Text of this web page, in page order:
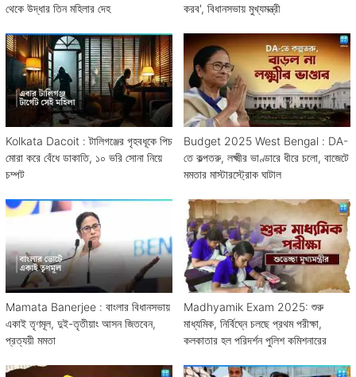
থেকে উদ্ধার তিন মহিলার দেহ
করব', বিধানসভায় মুখ্যমন্ত্রী
Kolkata Dacoit : টালিগঞ্জের গৃহবধূকে পিচ
মোরা করে বেঁধে ডাকাতি, ১০ ভরি সোনা নিয়ে
চম্পট
Budget 2025 West Bengal : DA-
তে কল্পতরু, লক্ষ্মীর ভাণ্ডারে ধীরে চলো, বাজেটে
মমতার মাস্টারস্ট্রোক ঘাটাল
Mamata Banerjee : বাংলার বিধানসভায়
একাই তৃণমূল, দুই-তৃতীয়াং আসন জিতবেন,
প্রত্যয়ী মমতা
Madhyamik Exam 2025: শুরু
মাধ্যমিক, নির্বিঘ্নে চলছে প্রথম পরীক্ষা,
কলকাতার হল পরিদর্শন পুলিশ কমিশনারের